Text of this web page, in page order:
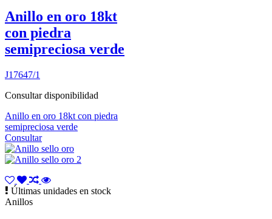
Anillo en oro 18kt
con piedra
semipreciosa verde
J17647/1
Consultar disponibilidad
Anillo en oro 18kt con piedra
semipreciosa verde
Consultar
Últimas unidades en stock
Anillos